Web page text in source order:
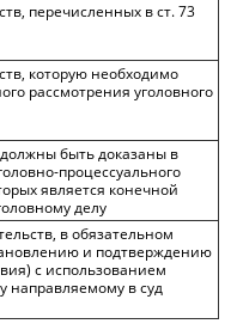
перечисленных в ст. 73
которую необходимо
рассмотрения уголовного
должны быть доказаны в
процессуального
является конечной
делу
в обязательном
и подтверждению
с использованием
направляемому в суд